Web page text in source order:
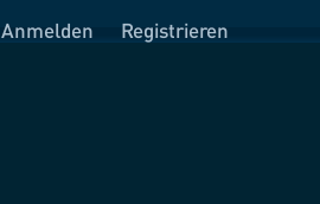
Anmelden Registrieren